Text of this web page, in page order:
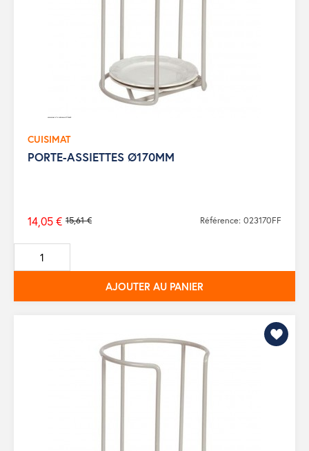
CUISIMAT
PORTE-ASSIETTES Ø170MM
Prix
de
base
15,61 €
14,05 € Référence: 023170FF
AJOUTER AU PANIER